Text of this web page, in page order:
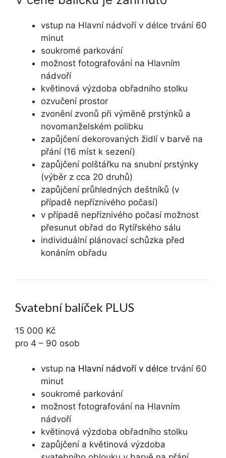
vstup na Hlavní nádvoří v délce trvání 60
minut
soukromé parkování
možnost fotografování na Hlavním
nádvoří
květinová výzdoba obřadního stolku
ozvučení prostor
zvonění zvonů při výměně prstýnků a
novomanželském polibku
zapůjčení dekorovaných židlí v barvě na
přání (16 míst k sezení)
zapůjčení polštářku na snubní prstýnky
(výběr z cca 20 druhů)
zapůjčení průhledných deštníků (v
případě nepříznivého počasí)
v případě nepříznivého počasí možnost
přesunut obřad do Rytířského sálu
individuální plánovací schůzka před
konáním obřadu
Svatební balíček PLUS
15 000 Kč
pro 4 – 90 osob
vstup na Hlavní nádvoří v délce trvání 60
minut
soukromé parkování
možnost fotografování na Hlavním
nádvoří
květinová výzdoba obřadního stolku
zapůjčení a květinová výzdoba